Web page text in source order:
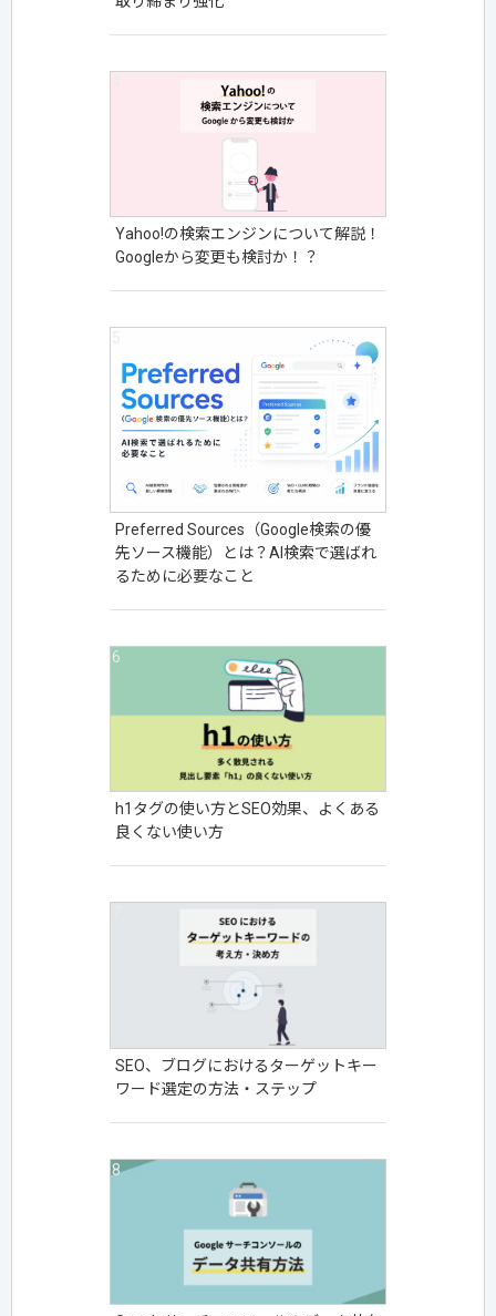
Yahoo!の検索エンジンについて解説！
Googleから変更も検討か！？
Preferred Sources（Google検索の優
先ソース機能）とは？AI検索で選ばれ
るために必要なこと
h1タグの使い方とSEO効果、よくある
良くない使い方
SEO、ブログにおけるターゲットキー
ワード選定の方法・ステップ